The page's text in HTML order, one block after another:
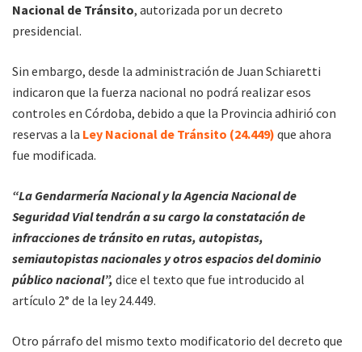
Nacional de Tránsito, autorizada por un decreto
presidencial.
Sin embargo, desde la administración de Juan Schiaretti
indicaron que la fuerza nacional no podrá realizar esos
controles en Córdoba, debido a que la Provincia adhirió con
reservas a la Ley Nacional de Tránsito (24.449) que ahora
fue modificada.
“La Gendarmería Nacional y la Agencia Nacional de
Seguridad Vial tendrán a su cargo la constatación de
infracciones de tránsito en rutas, autopistas,
semiautopistas nacionales y otros espacios del dominio
público nacional”, dice el texto que fue introducido al
artículo 2° de la ley 24.449.
Otro párrafo del mismo texto modificatorio del decreto que